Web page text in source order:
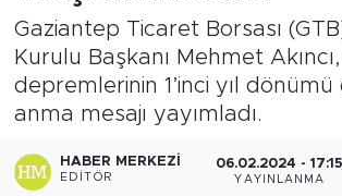
Gaziantep Ticaret Borsası
Kurulu Başkanı Mehmet
depremlerinin 1’inci yıl dönümü
anma mesajı yayımladı.
HABER MERKEZI
EDITÖR
06.02.2024 - 17:15
YAYINLANMA
Tüm Manşetler
Son Dakika Haberleri